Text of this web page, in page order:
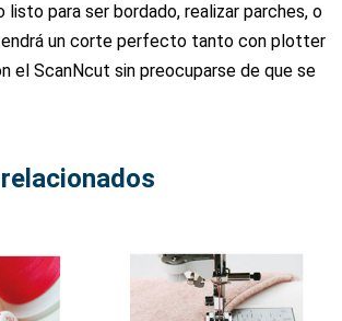
para ser bordado, realizar parches, o
un corte perfecto tanto con plotter
el ScanNcut sin preocuparse de que se